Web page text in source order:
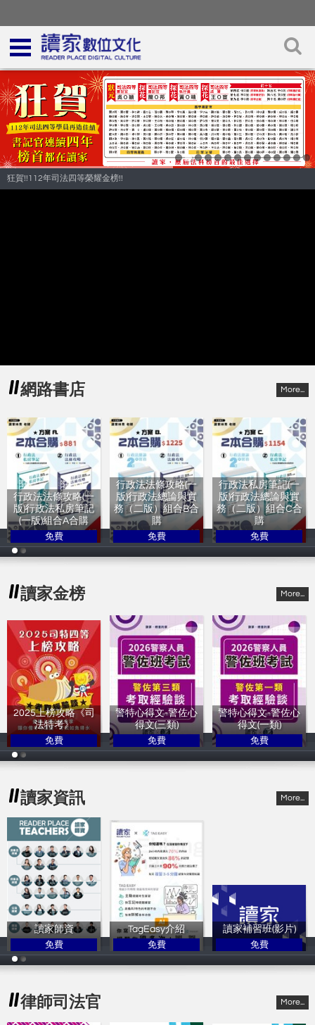
狂賀!!112年司法四等榮耀金榜!!
網路書店 More...
行政法法條攻略(一
版)行政法私房筆記
(一版)組合A合購
讀家林青
免費
行政法法條攻略(一
版)行政法總論與實
務（二版）組合B合
購
讀家林青
免費
行政法私房筆記(一
版)行政法總論與實
務（二版）組合C合
購
讀家林青
免費
讀家金榜 More...
2025上榜攻略《司
法特考》
讀家補習班
免費
警特心得文-警佐心
得文(三類)
讀家補習班
免費
警特心得文-警佐心
得文(一類)
讀家補習班
免費
讀家資訊 More...
讀家師資
讀家補習班
免費
TagEasy介紹
讀家補習班
免費
讀家補習班(影片)
讀家補習班
免費
律師司法官 More...